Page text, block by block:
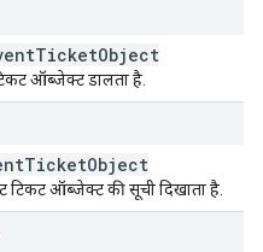
TicketObject
ऑब्जेक्ट डालता है.
TicketObject
टिकट ऑब्जेक्ट की सूची दिखाता है.